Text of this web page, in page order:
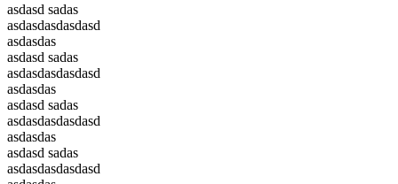
asdasd sadas
asdasdasdasdasd
asdasdas
asdasd sadas
asdasdasdasdasd
asdasdas
asdasd sadas
asdasdasdasdasd
asdasdas
asdasd sadas
asdasdasdasdasd